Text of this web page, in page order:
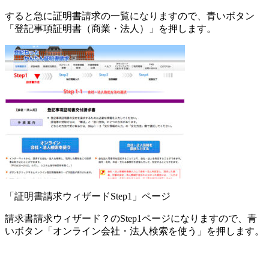
すると急に証明書請求の一覧になりますので、青いボタン
「登記事項証明書（商業・法人）」を押します。
「証明書請求ウィザードStep1」ページ
請求書請求ウィザード？のStep1ページになりますので、青
いボタン「オンライン会社・法人検索を使う」を押します。